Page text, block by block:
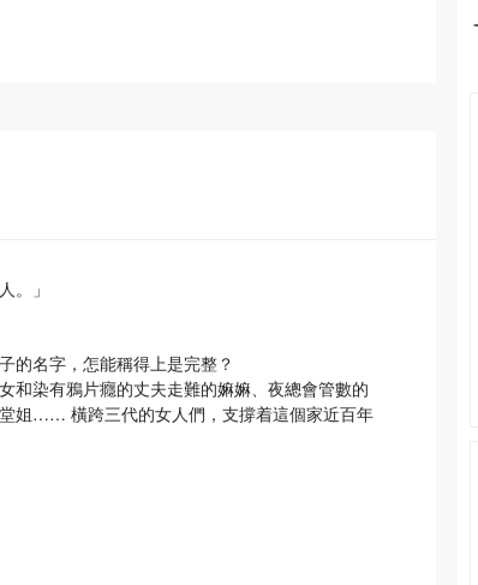
。」
的名字，怎能稱得上是完整？
和染有鴉片癮的丈夫走難的嫲嫲、夜總會管數的
姐…… 橫跨三代的女人們，支撐着這個家近百年